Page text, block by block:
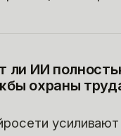
ли ИИ
охраны
усиливают